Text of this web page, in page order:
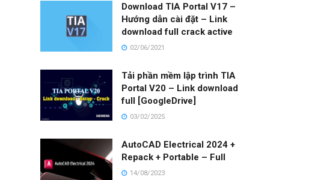
Download TIA Portal V17 –
Hướng dẫn cài đặt – Link
download full crack active
02/06/2021
Tải phần mềm lập trình TIA
Portal V20 – Link download
full [GoogleDrive]
03/02/2025
AutoCAD Electrical 2024 +
Repack + Portable – Full
14/08/2023